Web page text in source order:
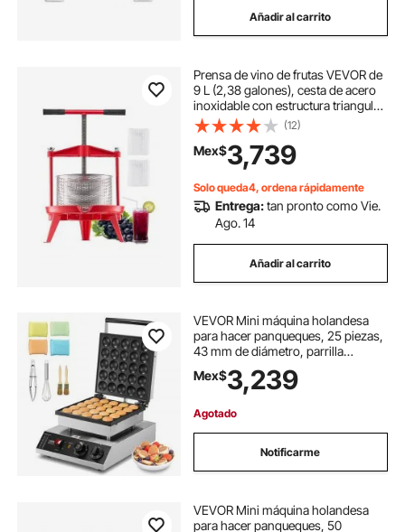
Añadir al carrito
Prensa de vino de frutas VEVOR de
9 L (2,38 galones), cesta de acero
inoxidable con estructura triangular
y travesaño, exprimidor manual,
prensa para tintura de sidra,
manzana y uva con mango en T
para cocina y hogar.
(12)
Mex$3,739
Solo queda4, ordena rápidamente
Entrega:tan pronto como Vie.
Ago. 14
Añadir al carrito
VEVOR Mini máquina holandesa
para hacer panqueques, 25 piezas,
43 mm de diámetro, parrilla
eléctrica comercial para poffertjes,
1700 W, acero inoxidable
antiadherente, control de
temperatura y tiempo, para cocina
Mex$3,239
Agotado
Notificarme
VEVOR Mini máquina holandesa
para hacer panqueques, 50